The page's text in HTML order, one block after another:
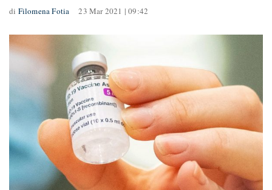
di Filomena Fotia 23 Mar 2021 | 09:42